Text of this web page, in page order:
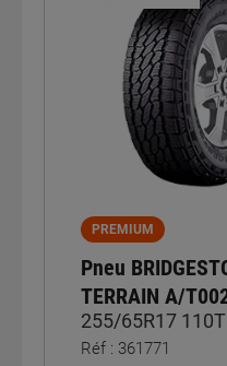
PREMIUM
Pneu
TERRAIN A/
255/65R17 110T
Réf : 361771